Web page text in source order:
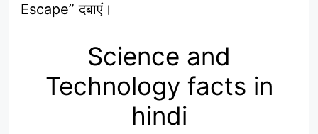
Escape” दबाएं।
Science and
Technology facts in
hindi